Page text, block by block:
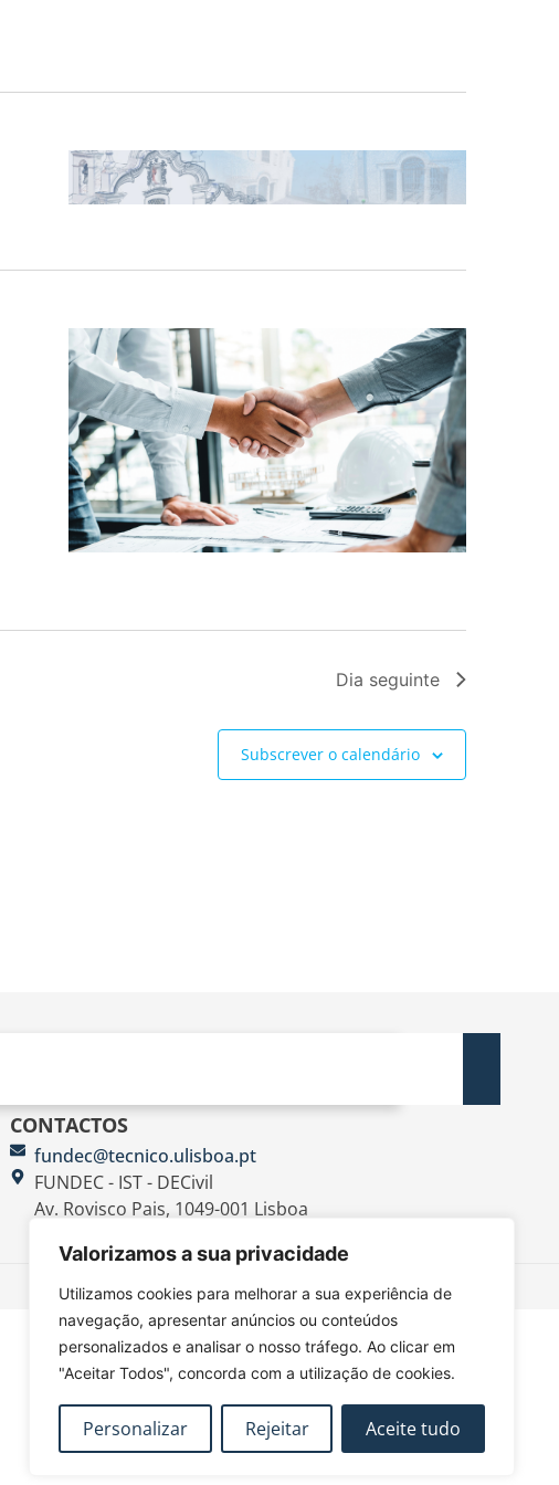
Valorizamos a sua privacidade
Utilizamos cookies para melhorar a sua experiência de
navegação, apresentar anúncios ou conteúdos
personalizados e analisar o nosso tráfego. Ao clicar em
"Aceitar Todos", concorda com a utilização de cookies.
Personalizar Rejeitar Aceite tudo
Dia seguinte
Subscrever o calendário
CONTACTOS
fundec@tecnico.ulisboa.pt
FUNDEC - IST - DECivil
Av. Rovisco Pais, 1049-001 Lisboa